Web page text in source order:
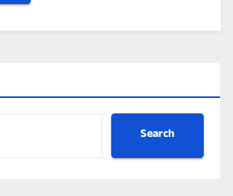
Search